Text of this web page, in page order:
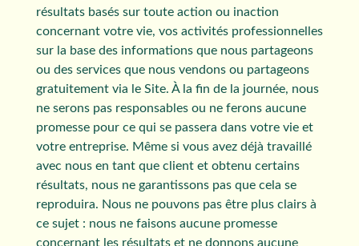
résultats basés sur toute action ou inaction
concernant votre vie, vos activités professionnelles
sur la base des informations que nous partageons
ou des services que nous vendons ou partageons
gratuitement via le Site. À la fin de la journée, nous
ne serons pas responsables ou ne ferons aucune
promesse pour ce qui se passera dans votre vie et
votre entreprise. Même si vous avez déjà travaillé
avec nous en tant que client et obtenu certains
résultats, nous ne garantissons pas que cela se
reproduira. Nous ne pouvons pas être plus clairs à
ce sujet : nous ne faisons aucune promesse
concernant les résultats et ne donnons aucune